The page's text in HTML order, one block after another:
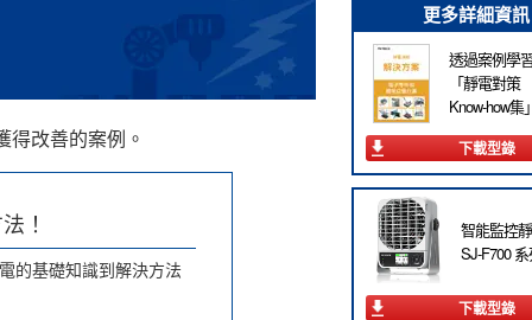
改善的案例。
！
的基礎知識到解決方法
更多詳細資訊
透過案例學
「靜電對策
Know-how集
下載型錄
智能監控
SJ-F700
下載型錄